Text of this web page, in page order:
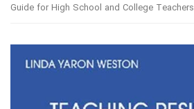
Guide for High School and College Teachers